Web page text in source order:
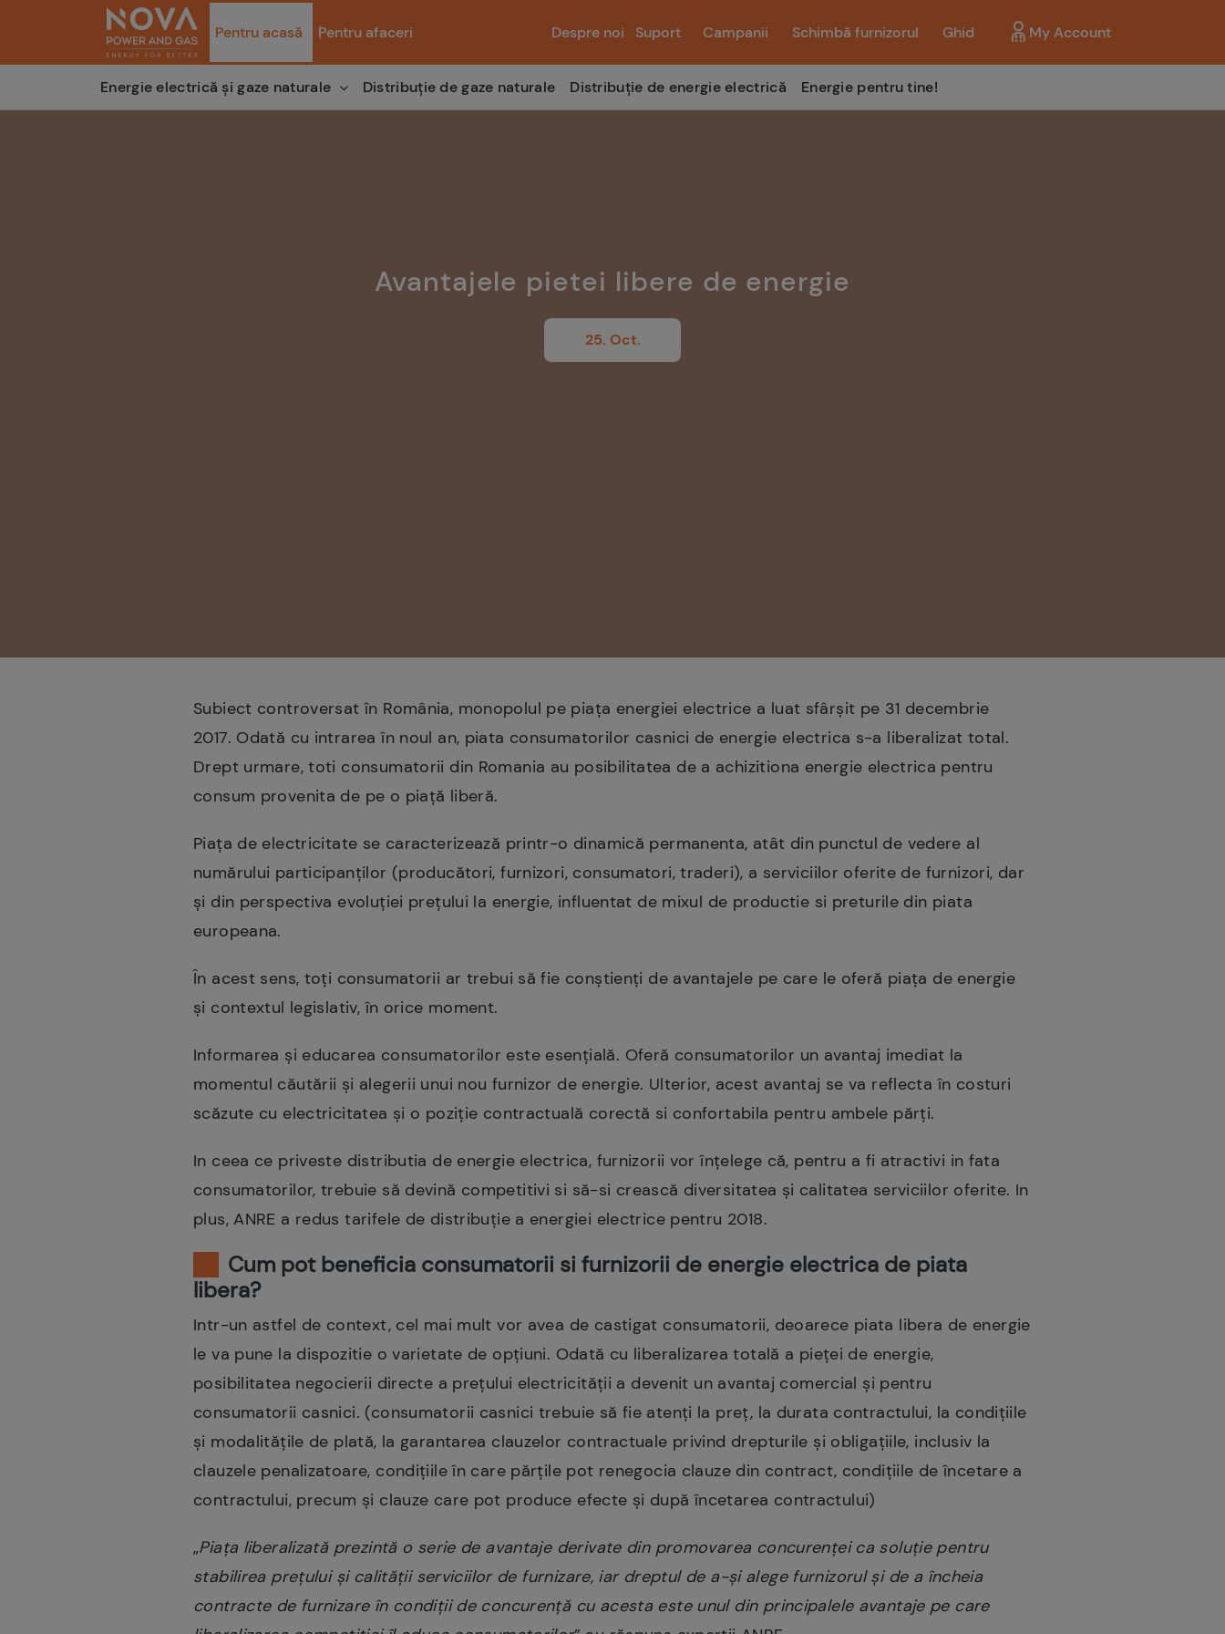
Pentru acasă Pentru afaceri Despre noi Suport Campanii Schimbă furnizorul Ghid My Account
Energie electrică și gaze naturale Distribuție de gaze naturale Distribuție de energie electrică Energie pentru tine!
Avantajele pietei libere de energie
25. Oct.
Subiect controversat în România, monopolul pe piața energiei electrice a luat sfârșit pe 31 decembrie
2017. Odată cu intrarea în noul an, piata consumatorilor casnici de energie electrica s-a liberalizat total.
Drept urmare, toti consumatorii din Romania au posibilitatea de a achizitiona energie electrica pentru
consum provenita de pe o piață liberă.
Piața de electricitate se caracterizează printr-o dinamică permanenta, atât din punctul de vedere al
numărului participanților (producători, furnizori, consumatori, traderi), a serviciilor oferite de furnizori, dar
și din perspectiva evoluției prețului la energie, influentat de mixul de productie si preturile din piata
europeana.
În acest sens, toți consumatorii ar trebui să fie conștienți de avantajele pe care le oferă piața de energie
și contextul legislativ, în orice moment.
Informarea și educarea consumatorilor este esențială. Oferă consumatorilor un avantaj imediat la
momentul căutării și alegerii unui nou furnizor de energie. Ulterior, acest avantaj se va reflecta în costuri
scăzute cu electricitatea și o poziție contractuală corectă si confortabila pentru ambele părți.
In ceea ce priveste distributia de energie electrica, furnizorii vor înțelege că, pentru a fi atractivi in fata
consumatorilor, trebuie să devină competitivi si să-si crească diversitatea și calitatea serviciilor oferite. In
plus, ANRE a redus tarifele de distribuţie a energiei electrice pentru 2018.
Cum pot beneficia consumatorii si furnizorii de energie electrica de piata
libera?
Intr-un astfel de context, cel mai mult vor avea de castigat consumatorii, deoarece piata libera de energie
le va pune la dispozitie o varietate de opțiuni. Odată cu liberalizarea totală a pieței de energie,
posibilitatea negocierii directe a prețului electricității a devenit un avantaj comercial și pentru
consumatorii casnici. (consumatorii casnici trebuie să fie atenţi la preţ, la durata contractului, la condiţiile
şi modalităţile de plată, la garantarea clauzelor contractuale privind drepturile şi obligaţiile, inclusiv la
clauzele penalizatoare, condiţiile în care părţile pot renegocia clauze din contract, condiţiile de încetare a
contractului, precum şi clauze care pot produce efecte şi după încetarea contractului)
„Piaţa liberalizată prezintă o serie de avantaje derivate din promovarea concurenţei ca soluţie pentru
stabilirea preţului şi calităţii serviciilor de furnizare, iar dreptul de a-şi alege furnizorul şi de a încheia
contracte de furnizare în condiţii de concurenţă cu acesta este unul din principalele avantaje pe care